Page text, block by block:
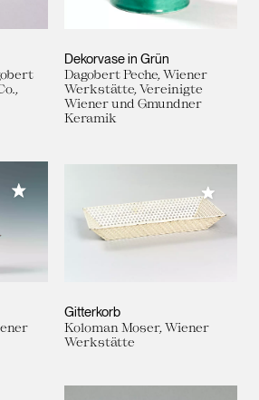
Dekorvase in Grün
Dagobert Peche, Wiener
Werkstätte, Vereinigte
Wiener und Gmundner
Keramik
Meiner Sammlung hinzufügen
Gitterkorb
Koloman Moser, Wiener
Werkstätte
Meiner